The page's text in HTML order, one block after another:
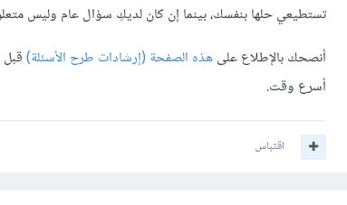
تستطيعي حلها بنفسك، بينما إن كان لديكِ سؤال عام وليس
أنصحك بالإطلاع علىهذه الصفحة (إرشادات طرح الأسئلة)
أسرع وقت.
اقتباس